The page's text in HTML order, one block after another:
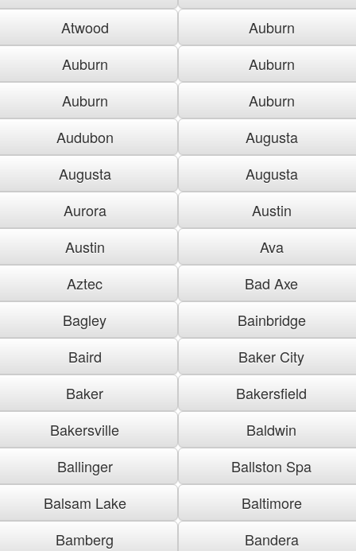
Atwood
Auburn
Auburn
Auburn
Auburn
Auburn
Audubon
Augusta
Augusta
Augusta
Aurora
Austin
Austin
Ava
Aztec
Bad Axe
Bagley
Bainbridge
Baird
Baker City
Baker
Bakersfield
Bakersville
Baldwin
Ballinger
Ballston Spa
Balsam Lake
Baltimore
Bamberg
Bandera